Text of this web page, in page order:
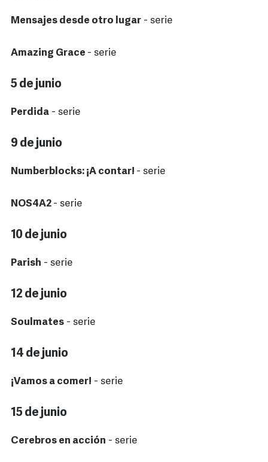
Mensajes desde otro lugar - serie
Amazing Grace - serie
5 de junio
Perdida - serie
9 de junio
Numberblocks: ¡A contar! - serie
NOS4A2 - serie
10 de junio
Parish - serie
12 de junio
Soulmates - serie
14 de junio
¡Vamos a comer! - serie
15 de junio
Cerebros en acción - serie